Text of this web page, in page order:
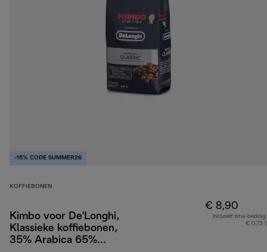
-15% CODE SUMMER26
KOFFIEBONEN
Kimbo voor De'Longhi,
Klassieke koffiebonen,
35% Arabica 65%
€ 8,90
Inclusief btw-bedrag
€ 0,73